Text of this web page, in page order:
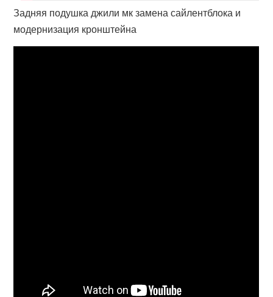
Задняя подушка джили мк замена сайлентблока и
модернизация кронштейна